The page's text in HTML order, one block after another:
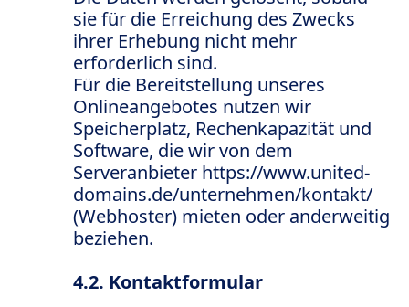
sie für die Erreichung des Zwecks
ihrer Erhebung nicht mehr
erforderlich sind.
Für die Bereitstellung unseres
Onlineangebotes nutzen wir
Speicherplatz, Rechenkapazität und
Software, die wir von dem
Serveranbieter https://www.united-
domains.de/unternehmen/kontakt/
(Webhoster) mieten oder anderweitig
beziehen.
4.2. Kontaktformular